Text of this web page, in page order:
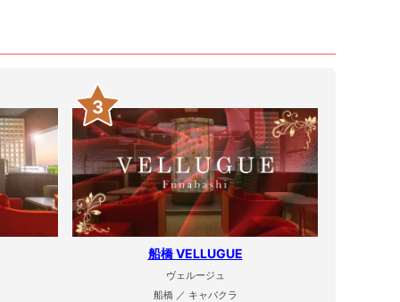
3
船橋 VELLUGUE
ヴェルージュ
船橋 ／ キャバクラ